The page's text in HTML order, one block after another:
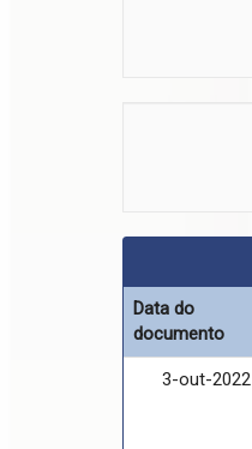
Data do
documento
3-out-2022